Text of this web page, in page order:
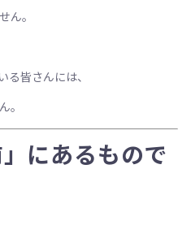
ん。
る皆さんには、
。
にあるもので